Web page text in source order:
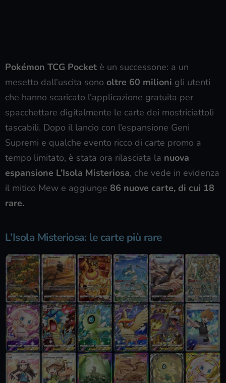
Pokémon TCG Pocket è un successone: a un
mesetto dall’uscita sono oltre 60 milioni gli utenti
che hanno scaricato l’applicazione gratuita per
spacchettare digitalmente le carte dei mostriciattoli
tascabili. Dopo il lancio con l’espansione Geni
Supremi e qualche evento ricco di carte promo a
tempo limitato, è stata ora rilasciata la nuova
espansione L’Isola Misteriosa, che vede in evidenza
il mitico Mew e aggiunge 86 nuove carte, di cui 18
rare.
L’Isola Misteriosa: le carte più rare